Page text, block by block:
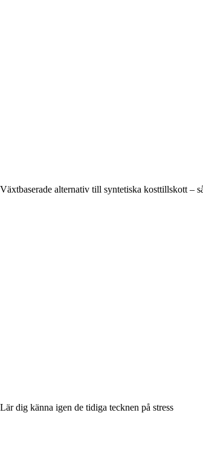
Växtbaserade alternativ till syntetiska kosttillskott –
Lär dig känna igen de tidiga tecknen på stress